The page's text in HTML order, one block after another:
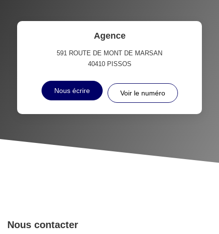
Agence
591 ROUTE DE MONT DE MARSAN
40410 PISSOS
Nous écrire Voir le numéro
Nous contacter